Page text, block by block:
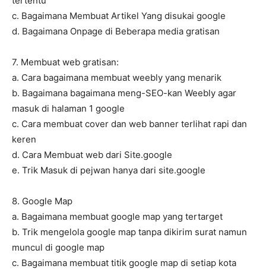
c. Bagaimana Membuat Artikel Yang disukai google
d. Bagaimana Onpage di Beberapa media gratisan
7. Membuat web gratisan:
a. Cara bagaimana membuat weebly yang menarik
b. Bagaimana bagaimana meng-SEO-kan Weebly agar
masuk di halaman 1 google
c. Cara membuat cover dan web banner terlihat rapi dan
keren
d. Cara Membuat web dari Site.google
e. Trik Masuk di pejwan hanya dari site.google
8. Google Map
a. Bagaimana membuat google map yang tertarget
b. Trik mengelola google map tanpa dikirim surat namun
muncul di google map
c. Bagaimana membuat titik google map di setiap kota